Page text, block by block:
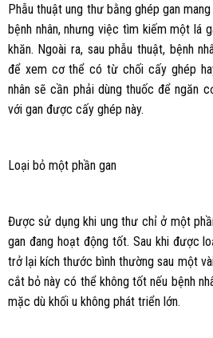
Phẫu thuật ung thư bằng ghép gan
bệnh nhân, nhưng việc tìm kiếm một lá
khăn. Ngoài ra, sau phẫu thuật, bệnh
để xem cơ thể có từ chối cấy ghép
nhân sẽ cần phải dùng thuốc để ngăn
với gan được cấy ghép này.
Loại bỏ một phần gan
Được sử dụng khi ung thư chỉ ở một
gan đang hoạt động tốt. Sau khi được
trở lại kích thước bình thường sau một
cắt bỏ này có thể không tốt nếu bệnh
mặc dù khối u không phát triển lớn.